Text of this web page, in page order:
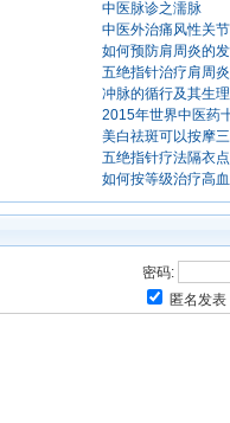
中医脉诊之濡脉
中医外治痛风性关
如何预防肩周炎的
五绝指针治疗肩周炎
冲脉的循行及其生
2015年世界中医药
美白祛斑可以按摩
五绝指针疗法隔衣
如何按等级治疗高
密码:
匿名发表